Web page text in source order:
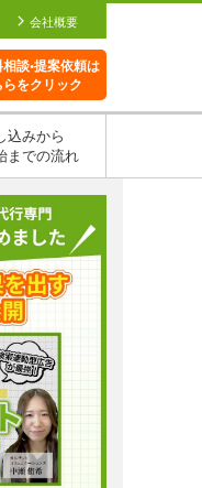
会社概要
談•提案依頼は
らをクリック
込みから
までの流れ